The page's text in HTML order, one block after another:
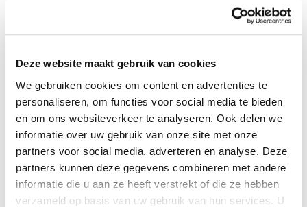
Deze website maakt gebruik van cookies
We gebruiken cookies om content en advertenties te
personaliseren, om functies voor social media te bieden
en om ons websiteverkeer te analyseren. Ook delen we
informatie over uw gebruik van onze site met onze
partners voor social media, adverteren en analyse. Deze
partners kunnen deze gegevens combineren met andere
informatie die u aan ze heeft verstrekt of die ze hebben
verzameld op basis van uw gebruik van hun services. U
Lees hier meer over onze aanpak van het
meten van klanttevredenheid